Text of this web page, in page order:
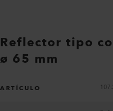
Reflector tipo
ø 65 mm
ARTÍCULO